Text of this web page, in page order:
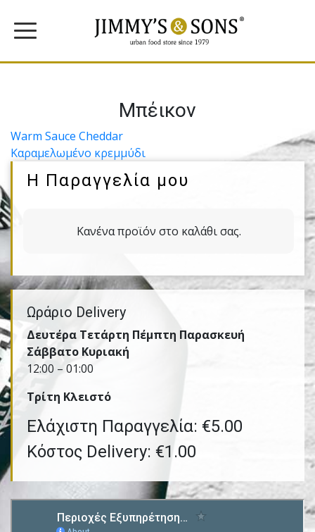
Μπέικον
Πλοήγηση
άρθρων
Warm Sauce Cheddar
Καραµελωµένο κρεµµύδι
Η Παραγγελία μου
Κανένα προϊόν στο καλάθι σας.
Ωράριο Delivery
Δευτέρα Τετάρτη Πέμπτη Παρασκευή
Σάββατο Κυριακή
12:00 – 01:00
Τρίτη Kλειστό
Ελάχιστη Παραγγελία: €5.00
Κόστος Delivery: €1.00